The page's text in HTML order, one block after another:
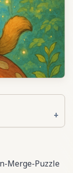
+
Merge-Puzzle